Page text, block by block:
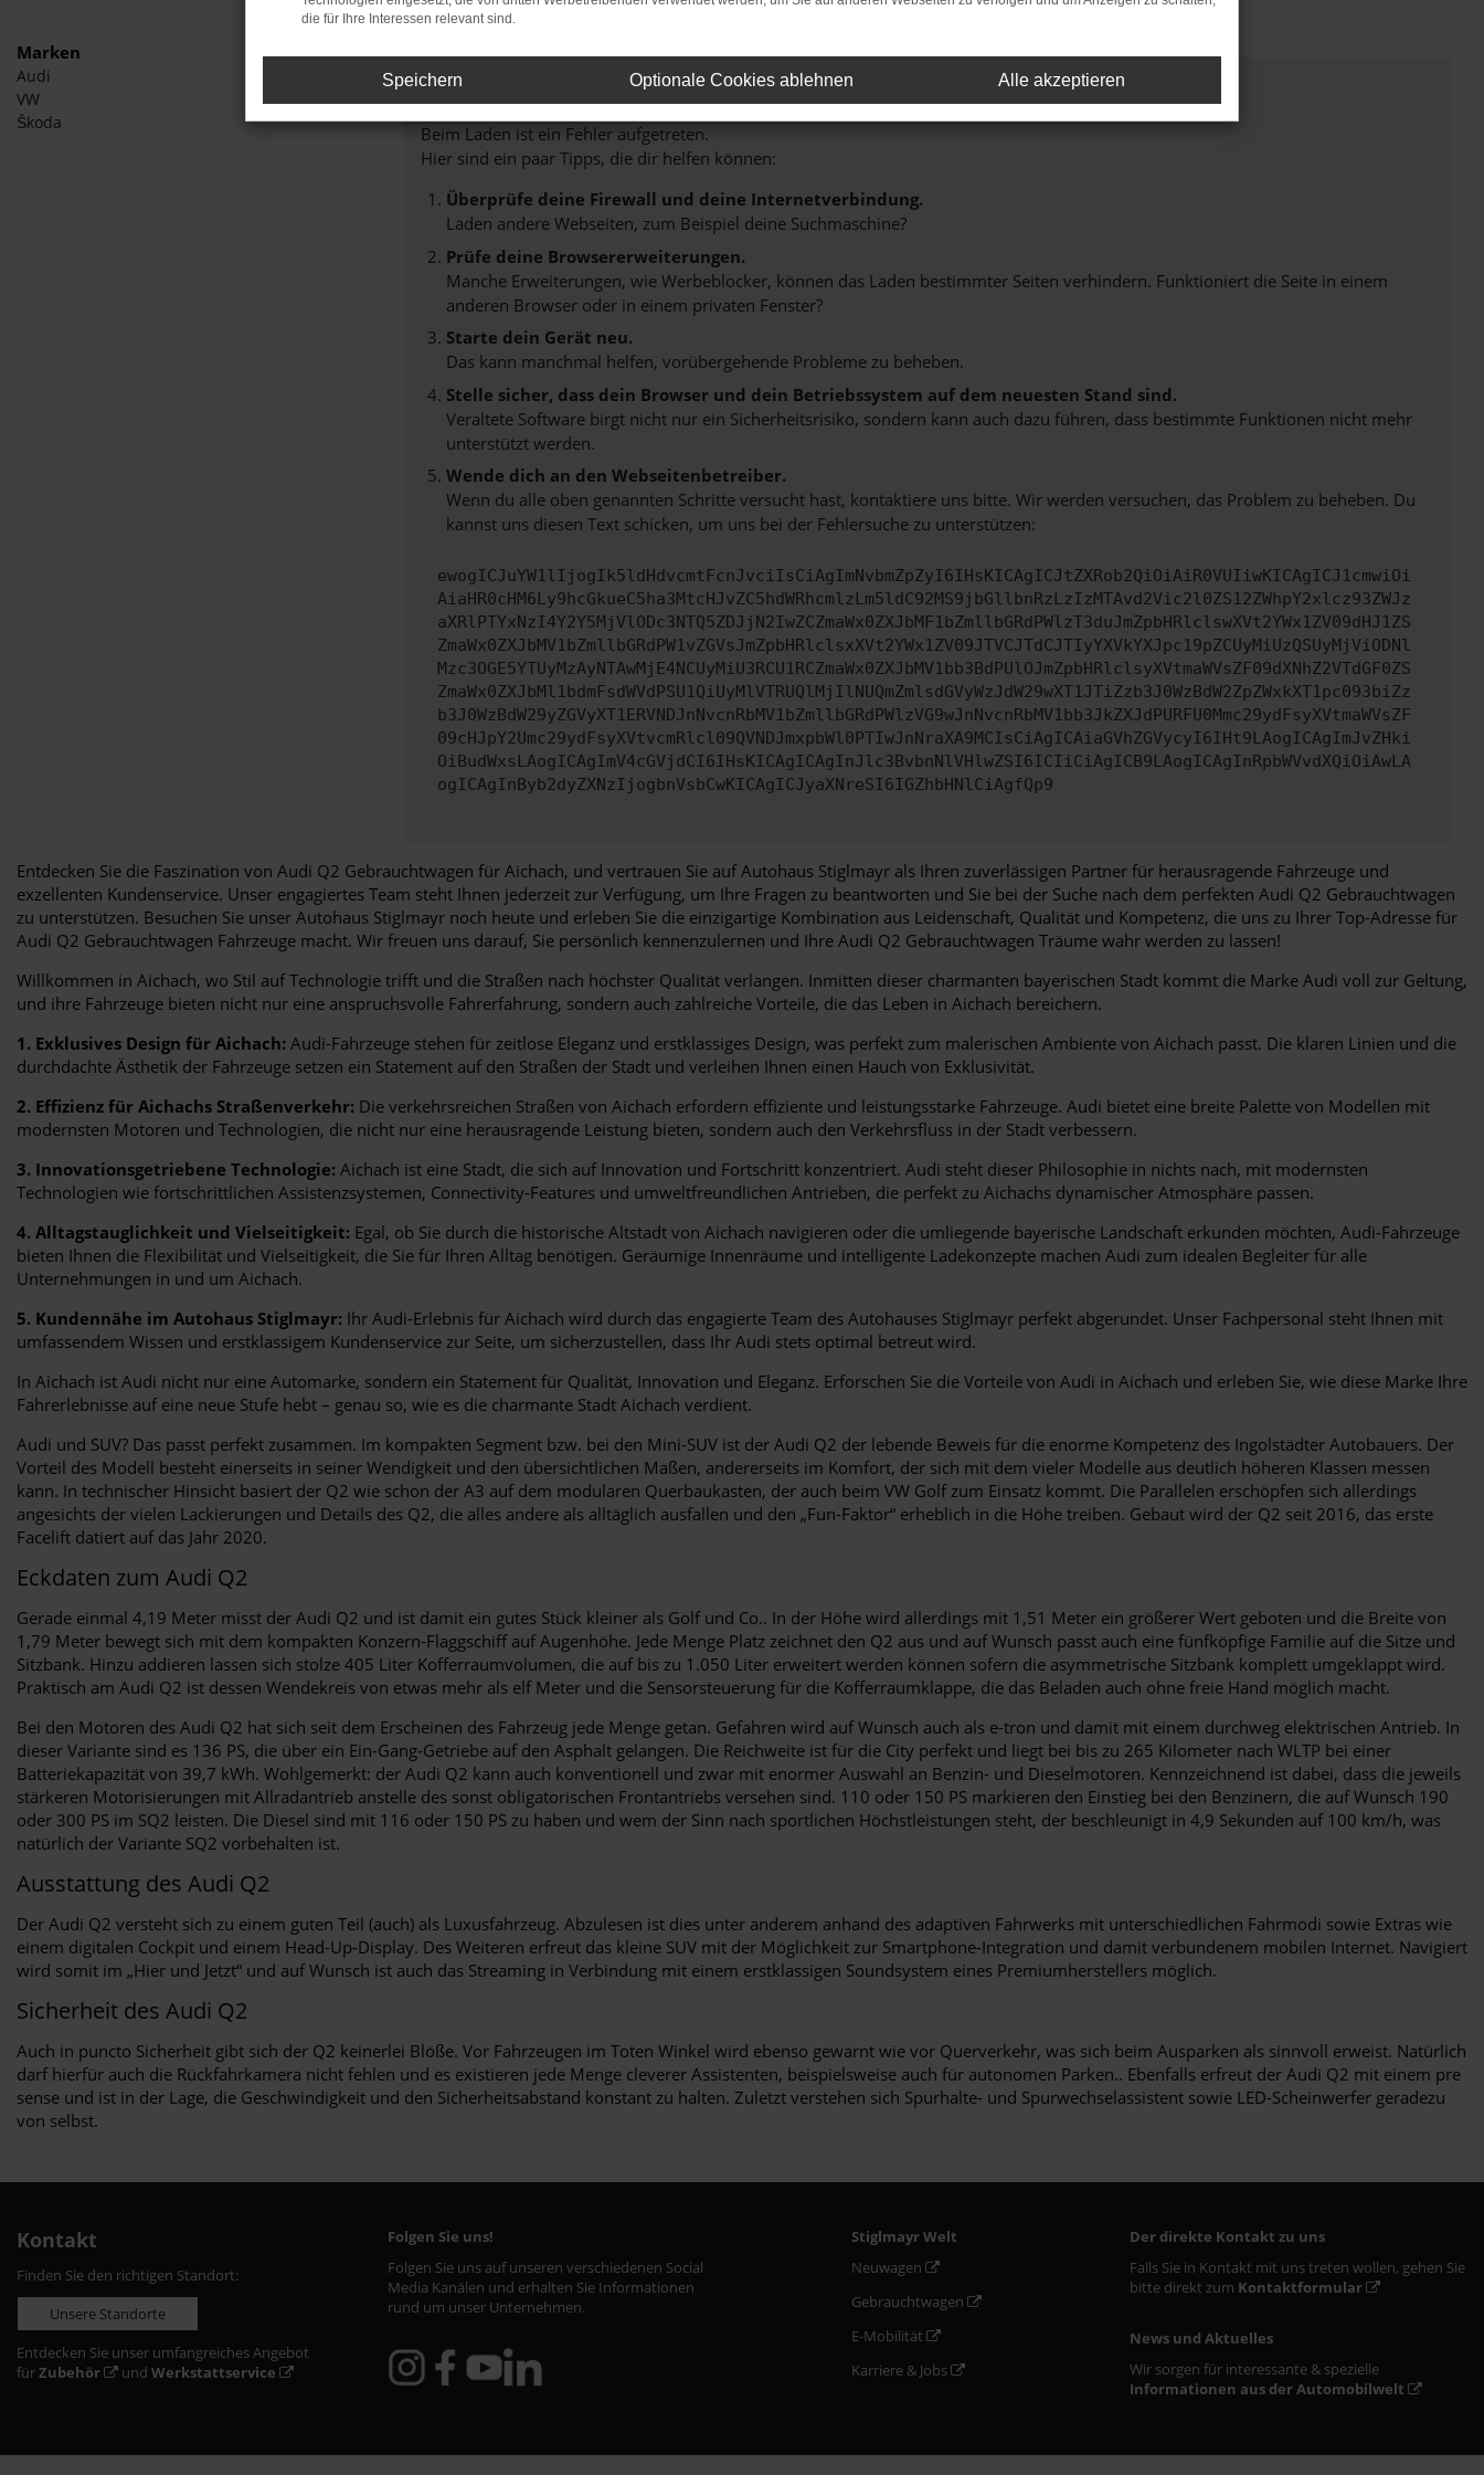
Marken
Audi
VW
Škoda
Fehler: Network Error
Beim Laden ist ein Fehler aufgetreten.
Hier sind ein paar Tipps, die dir helfen können:
Überprüfe deine Firewall und deine Internetverbindung.
Laden andere Webseiten, zum Beispiel deine Suchmaschine?
Prüfe deine Browsererweiterungen.
Manche Erweiterungen, wie Werbeblocker, können das Laden bestimmter Seiten verhindern. Funktioniert die Seite in einem
anderen Browser oder in einem privaten Fenster?
Starte dein Gerät neu.
Das kann manchmal helfen, vorübergehende Probleme zu beheben.
Stelle sicher, dass dein Browser und dein Betriebssystem auf dem neuesten Stand sind.
Veraltete Software birgt nicht nur ein Sicherheitsrisiko, sondern kann auch dazu führen, dass bestimmte Funktionen nicht mehr
unterstützt werden.
Wende dich an den Webseitenbetreiber.
Wenn du alle oben genannten Schritte versucht hast, kontaktiere uns bitte. Wir werden versuchen, das Problem zu beheben. Du
kannst uns diesen Text schicken, um uns bei der Fehlersuche zu unterstützen:
ewogICJuYW1lIjogIk5ldHdvcmtFcnJvciIsCiAgImNvbmZpZyI6IHsKICAgICJtZXRob2QiOiAiR0VUIiwKICAgICJ1cmwiOi
AiaHR0cHM6Ly9hcGkueC5ha3MtcHJvZC5hdWRhcmlzLm5ldC92MS9jbGllbnRzLzIzMTAvd2Vic2l0ZS12ZWhpY2xlcz93ZWJz
aXRlPTYxNzI4Y2Y5MjVlODc3NTQ5ZDJjN2IwZCZmaWx0ZXJbMF1bZmllbGRdPWlzT3duJmZpbHRlclswXVt2YWx1ZV09dHJ1ZS
ZmaWx0ZXJbMV1bZmllbGRdPW1vZGVsJmZpbHRlclsxXVt2YWx1ZV09JTVCJTdCJTIyYXVkYXJpc19pZCUyMiUzQSUyMjViODNl
Mzc3OGE5YTUyMzAyNTAwMjE4NCUyMiU3RCU1RCZmaWx0ZXJbMV1bb3BdPUlOJmZpbHRlclsyXVtmaWVsZF09dXNhZ2VTdGF0ZS
ZmaWx0ZXJbMl1bdmFsdWVdPSU1QiUyMlVTRUQlMjIlNUQmZmlsdGVyWzJdW29wXT1JTiZzb3J0WzBdW2ZpZWxkXT1pc093biZz
b3J0WzBdW29yZGVyXT1ERVNDJnNvcnRbMV1bZmllbGRdPWlzVG9wJnNvcnRbMV1bb3JkZXJdPURFU0Mmc29ydFsyXVtmaWVsZF
09cHJpY2Umc29ydFsyXVtvcmRlcl09QVNDJmxpbWl0PTIwJnNraXA9MCIsCiAgICAiaGVhZGVycyI6IHt9LAogICAgImJvZHki
OiBudWxsLAogICAgImV4cGVjdCI6IHsKICAgICAgInJlc3BvbnNlVHlwZSI6ICIiCiAgICB9LAogICAgInRpbWVvdXQiOiAwLA
ogICAgInByb2dyZXNzIjogbnVsbCwKICAgICJyaXNreSI6IGZhbHNlCiAgfQp9
Entdecken Sie die Faszination von Audi Q2 Gebrauchtwagen für Aichach, und vertrauen Sie auf Autohaus Stiglmayr als Ihren zuverlässigen Partner für herausragende Fahrzeuge und
exzellenten Kundenservice. Unser engagiertes Team steht Ihnen jederzeit zur Verfügung, um Ihre Fragen zu beantworten und Sie bei der Suche nach dem perfekten Audi Q2 Gebrauchtwagen
zu unterstützen. Besuchen Sie unser Autohaus Stiglmayr noch heute und erleben Sie die einzigartige Kombination aus Leidenschaft, Qualität und Kompetenz, die uns zu Ihrer Top-Adresse für
Audi Q2 Gebrauchtwagen Fahrzeuge macht. Wir freuen uns darauf, Sie persönlich kennenzulernen und Ihre Audi Q2 Gebrauchtwagen Träume wahr werden zu lassen!
Willkommen in Aichach, wo Stil auf Technologie trifft und die Straßen nach höchster Qualität verlangen. Inmitten dieser charmanten bayerischen Stadt kommt die Marke Audi voll zur Geltung,
und ihre Fahrzeuge bieten nicht nur eine anspruchsvolle Fahrerfahrung, sondern auch zahlreiche Vorteile, die das Leben in Aichach bereichern.
1. Exklusives Design für Aichach: Audi-Fahrzeuge stehen für zeitlose Eleganz und erstklassiges Design, was perfekt zum malerischen Ambiente von Aichach passt. Die klaren Linien und die
durchdachte Ästhetik der Fahrzeuge setzen ein Statement auf den Straßen der Stadt und verleihen Ihnen einen Hauch von Exklusivität.
2. Effizienz für Aichachs Straßenverkehr: Die verkehrsreichen Straßen von Aichach erfordern effiziente und leistungsstarke Fahrzeuge. Audi bietet eine breite Palette von Modellen mit
modernsten Motoren und Technologien, die nicht nur eine herausragende Leistung bieten, sondern auch den Verkehrsfluss in der Stadt verbessern.
3. Innovationsgetriebene Technologie: Aichach ist eine Stadt, die sich auf Innovation und Fortschritt konzentriert. Audi steht dieser Philosophie in nichts nach, mit modernsten
Technologien wie fortschrittlichen Assistenzsystemen, Connectivity-Features und umweltfreundlichen Antrieben, die perfekt zu Aichachs dynamischer Atmosphäre passen.
4. Alltagstauglichkeit und Vielseitigkeit: Egal, ob Sie durch die historische Altstadt von Aichach navigieren oder die umliegende bayerische Landschaft erkunden möchten, Audi-Fahrzeuge
bieten Ihnen die Flexibilität und Vielseitigkeit, die Sie für Ihren Alltag benötigen. Geräumige Innenräume und intelligente Ladekonzepte machen Audi zum idealen Begleiter für alle
Unternehmungen in und um Aichach.
5. Kundennähe im Autohaus Stiglmayr: Ihr Audi-Erlebnis für Aichach wird durch das engagierte Team des Autohauses Stiglmayr perfekt abgerundet. Unser Fachpersonal steht Ihnen mit
umfassendem Wissen und erstklassigem Kundenservice zur Seite, um sicherzustellen, dass Ihr Audi stets optimal betreut wird.
In Aichach ist Audi nicht nur eine Automarke, sondern ein Statement für Qualität, Innovation und Eleganz. Erforschen Sie die Vorteile von Audi in Aichach und erleben Sie, wie diese Marke Ihre
Fahrerlebnisse auf eine neue Stufe hebt – genau so, wie es die charmante Stadt Aichach verdient.
Audi und SUV? Das passt perfekt zusammen. Im kompakten Segment bzw. bei den Mini-SUV ist der Audi Q2 der lebende Beweis für die enorme Kompetenz des Ingolstädter Autobauers. Der
Vorteil des Modell besteht einerseits in seiner Wendigkeit und den übersichtlichen Maßen, andererseits im Komfort, der sich mit dem vieler Modelle aus deutlich höheren Klassen messen
kann. In technischer Hinsicht basiert der Q2 wie schon der A3 auf dem modularen Querbaukasten, der auch beim VW Golf zum Einsatz kommt. Die Parallelen erschöpfen sich allerdings
angesichts der vielen Lackierungen und Details des Q2, die alles andere als alltäglich ausfallen und den „Fun-Faktor“ erheblich in die Höhe treiben. Gebaut wird der Q2 seit 2016, das erste
Facelift datiert auf das Jahr 2020.
Eckdaten zum Audi Q2
Gerade einmal 4,19 Meter misst der Audi Q2 und ist damit ein gutes Stück kleiner als Golf und Co.. In der Höhe wird allerdings mit 1,51 Meter ein größerer Wert geboten und die Breite von
1,79 Meter bewegt sich mit dem kompakten Konzern-Flaggschiff auf Augenhöhe. Jede Menge Platz zeichnet den Q2 aus und auf Wunsch passt auch eine fünfköpfige Familie auf die Sitze und
Sitzbank. Hinzu addieren lassen sich stolze 405 Liter Kofferraumvolumen, die auf bis zu 1.050 Liter erweitert werden können sofern die asymmetrische Sitzbank komplett umgeklappt wird.
Praktisch am Audi Q2 ist dessen Wendekreis von etwas mehr als elf Meter und die Sensorsteuerung für die Kofferraumklappe, die das Beladen auch ohne freie Hand möglich macht.
Bei den Motoren des Audi Q2 hat sich seit dem Erscheinen des Fahrzeug jede Menge getan. Gefahren wird auf Wunsch auch als e-tron und damit mit einem durchweg elektrischen Antrieb. In
dieser Variante sind es 136 PS, die über ein Ein-Gang-Getriebe auf den Asphalt gelangen. Die Reichweite ist für die City perfekt und liegt bei bis zu 265 Kilometer nach WLTP bei einer
Batteriekapazität von 39,7 kWh. Wohlgemerkt: der Audi Q2 kann auch konventionell und zwar mit enormer Auswahl an Benzin- und Dieselmotoren. Kennzeichnend ist dabei, dass die jeweils
stärkeren Motorisierungen mit Allradantrieb anstelle des sonst obligatorischen Frontantriebs versehen sind. 110 oder 150 PS markieren den Einstieg bei den Benzinern, die auf Wunsch 190
oder 300 PS im SQ2 leisten. Die Diesel sind mit 116 oder 150 PS zu haben und wem der Sinn nach sportlichen Höchstleistungen steht, der beschleunigt in 4,9 Sekunden auf 100 km/h, was
natürlich der Variante SQ2 vorbehalten ist.
Ausstattung des Audi Q2
Der Audi Q2 versteht sich zu einem guten Teil (auch) als Luxusfahrzeug. Abzulesen ist dies unter anderem anhand des adaptiven Fahrwerks mit unterschiedlichen Fahrmodi sowie Extras wie
einem digitalen Cockpit und einem Head-Up-Display. Des Weiteren erfreut das kleine SUV mit der Möglichkeit zur Smartphone-Integration und damit verbundenem mobilen Internet. Navigiert
wird somit im „Hier und Jetzt“ und auf Wunsch ist auch das Streaming in Verbindung mit einem erstklassigen Soundsystem eines Premiumherstellers möglich.
Sicherheit des Audi Q2
Auch in puncto Sicherheit gibt sich der Q2 keinerlei Blöße. Vor Fahrzeugen im Toten Winkel wird ebenso gewarnt wie vor Querverkehr, was sich beim Ausparken als sinnvoll erweist. Natürlich
darf hierfür auch die Rückfahrkamera nicht fehlen und es existieren jede Menge cleverer Assistenten, beispielsweise auch für autonomen Parken.. Ebenfalls erfreut der Audi Q2 mit einem pre
sense und ist in der Lage, die Geschwindigkeit und den Sicherheitsabstand konstant zu halten. Zuletzt verstehen sich Spurhalte- und Spurwechselassistent sowie LED-Scheinwerfer geradezu
von selbst.
Kontakt
Finden Sie den richtigen Standort:
Unsere Standorte
Entdecken Sie unser umfangreiches Angebot
fürZubehör und Werkstattservice
Folgen Sie uns!
Folgen Sie uns auf unseren verschiedenen Social
Media Kanälen und erhalten Sie Informationen
rund um unser Unternehmen.
Stiglmayr Welt
Neuwagen
Gebrauchtwagen
E-Mobilität
Karriere & Jobs
Der direkte Kontakt zu uns
Falls Sie in Kontakt mit uns treten wollen, gehen Sie
bitte direkt zum Kontaktformular
News und Aktuelles
Wir sorgen für interessante & spezielle
Informationen aus der Automobilwelt
die für Ihre Interessen relevant sind.
Speichern Optionale Cookies ablehnen Alle akzeptieren